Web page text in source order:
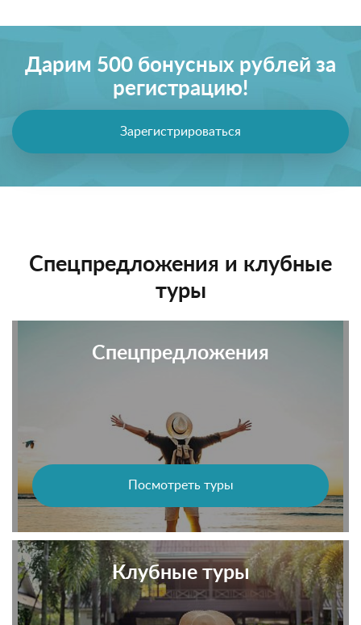
Дарим 500 бонусных рублей за
регистрацию!
Зарегистрироваться
Спецпредложения и клубные
туры
Спецпредложения
Посмотреть туры
Клубные туры